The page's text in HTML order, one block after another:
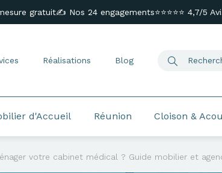
gratuit✍️ Nos 24 engagements⭐⭐⭐⭐⭐ 4,7/5
Réalisations Blog
d'Accueil Réunion Cloison &
votre cabinet médical ? Guide mobilier et